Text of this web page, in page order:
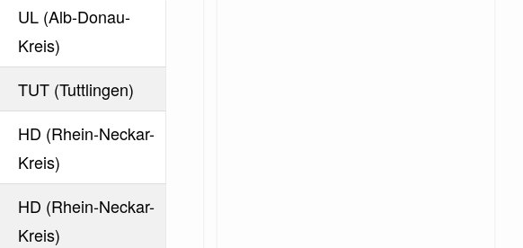
UL (Alb-Donau-
Kreis)
TUT (Tuttlingen)
HD (Rhein-Neckar-
Kreis)
HD (Rhein-Neckar-
Kreis)